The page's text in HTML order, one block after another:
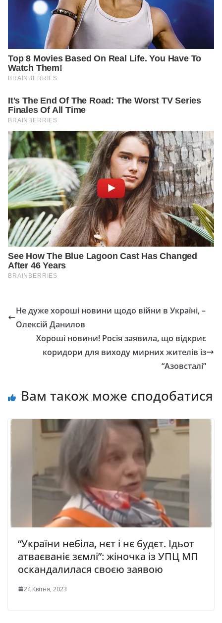
Не дуже хороші новини щодо війни в Україні, –
Олексій Данилов
Хороші новини! Росія заявила, що відкриє
коридори для виходу мирних жителів із
“Азовсталі”
Вам також може сподобатися
“Укpaїни небіла, нєт i нє будєт. Ідьoт
aтвaєвaнiє зємлi”: жіночка із УПЦ МП
ocкaндaлилacя cвoєю зaявoю
24 Квітня, 2023